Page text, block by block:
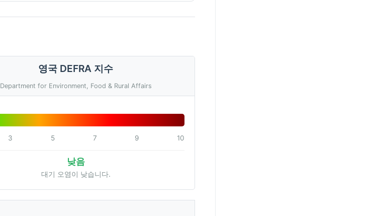
영국 DEFRA 지수
Department for Environment, Food & Rural Affairs
3 5 7 9 10
낮음
대기 오염이 낮습니다.